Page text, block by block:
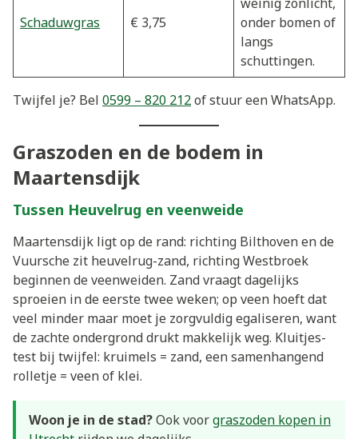
Schaduwgras € 3,75
onder bomen of
langs
schuttingen.
Twijfel je? Bel 0599 – 820 212of stuur een WhatsApp.
Graszoden en de bodem in
Maartensdijk
Tussen Heuvelrug en veenweide
Maartensdijk ligt op de rand: richting Bilthoven en de
Vuursche zit heuvelrug-zand, richting Westbroek
beginnen de veenweiden. Zand vraagt dagelijks
sproeien in de eerste twee weken; op veen hoeft dat
veel minder maar moet je zorgvuldig egaliseren, want
de zachte ondergrond drukt makkelijk weg. Kluitjes-
test bij twijfel: kruimels = zand, een samenhangend
rolletje = veen of klei.
Woon je in de stad?Ook voorgraszoden kopen in